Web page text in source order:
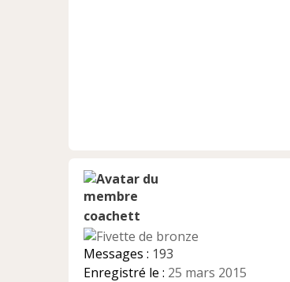
coachett
Messages : 193
Enregistré le : 25 mars 2015